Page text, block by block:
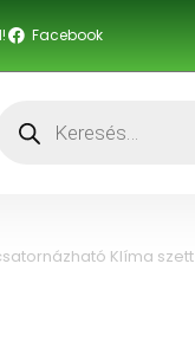
Facebook
Klíma szett